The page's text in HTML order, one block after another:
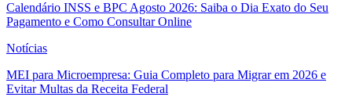
Calendário INSS e BPC Agosto 2026: Saiba o Dia Exato do Seu
Pagamento e Como Consultar Online
Notícias
MEI para Microempresa: Guia Completo para Migrar em 2026 e
Evitar Multas da Receita Federal